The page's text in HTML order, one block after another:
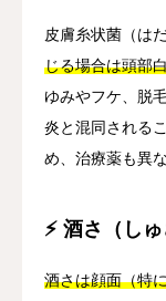
皮膚糸状菌（は
じる場合は頭部
ゆみやフケ、脱
炎と混同される
め、治療薬も異
⚡ 酒さ（しゅ
酒さは顔面（特